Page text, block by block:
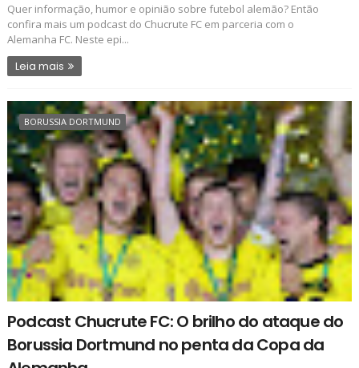
Quer informação, humor e opinião sobre futebol alemão? Então
confira mais um podcast do Chucrute FC em parceria com o
Alemanha FC. Neste epi...
Leia mais
BORUSSIA DORTMUND
Podcast Chucrute FC: O brilho do ataque do
Borussia Dortmund no penta da Copa da